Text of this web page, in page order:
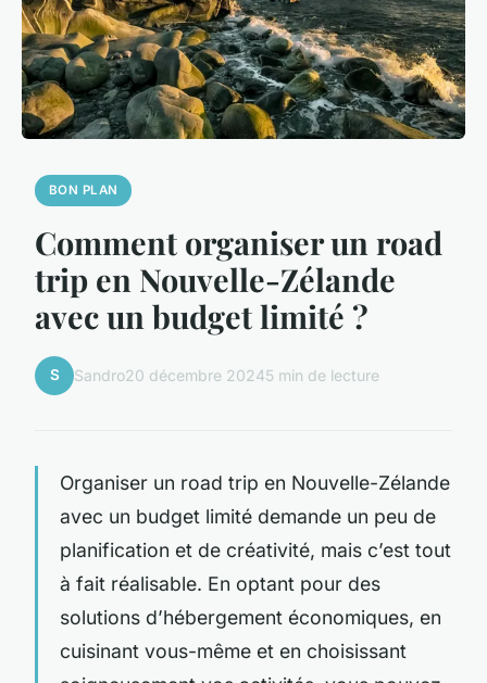
BON PLAN
Comment organiser un road
trip en Nouvelle-Zélande
avec un budget limité ?
S Sandro20 décembre 20245 min de lecture
Organiser un road trip en Nouvelle-Zélande
avec un budget limité demande un peu de
planification et de créativité, mais c’est tout
à fait réalisable. En optant pour des
solutions d’hébergement économiques, en
cuisinant vous-même et en choisissant